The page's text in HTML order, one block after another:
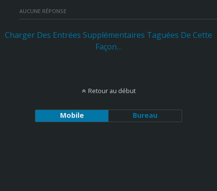
AUCUNE RÉPONSE
Charger Des Entrées Supplémentaires Taguées De Cette
Façon…
Retour au début
Mobile Bureau